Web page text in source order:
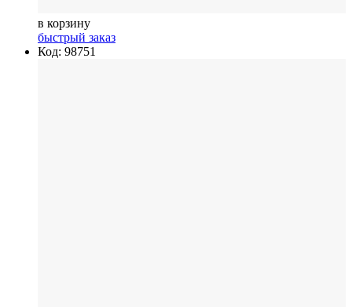
в корзину
быстрый заказ
Код: 98751